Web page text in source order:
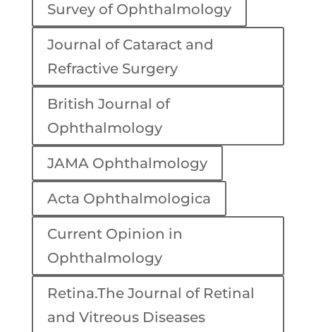
Survey of Ophthalmology
Journal of Cataract and
Refractive Surgery
British Journal of
Ophthalmology
JAMA Ophthalmology
Acta Ophthalmologica
Current Opinion in
Ophthalmology
Retina.The Journal of Retinal
and Vitreous Diseases